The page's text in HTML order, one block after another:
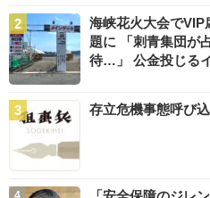
海峡花火大会でVIP
題に 「刺青集団が
待…」 公金投じる
存立危機事態呼び